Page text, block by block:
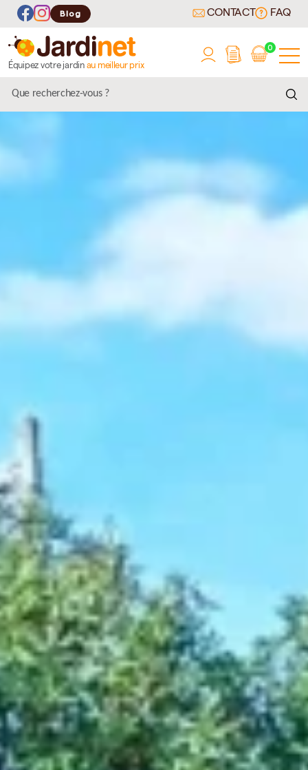
Blog CONTACT FAQ
Équipez votre jardin au meilleur prix
0